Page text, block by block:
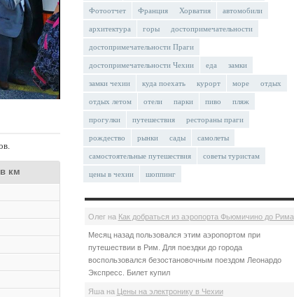
км
Фотоотчет Франция Хорватия автомобили
архитектура горы достопримечательности
достопримечательности Праги
достопримечательности Чехии еда замки
замки чехии куда поехать курорт море отдых
отдых летом отели парки пиво пляж
прогулки путешествия рестораны праги
рождество рынки сады самолеты
самостоятельные путешествия советы туристам
цены в чехии шоппинг
Олегна Как добраться из аэропорта Фьюмичино до Рима
Месяц назад пользовался этим аэропортом при
путешествии в Рим. Для поездки до города
воспользовался безостановочным поездом Леонардо
Экспресс. Билет купил
Яша на Цены на электронику в Чехии